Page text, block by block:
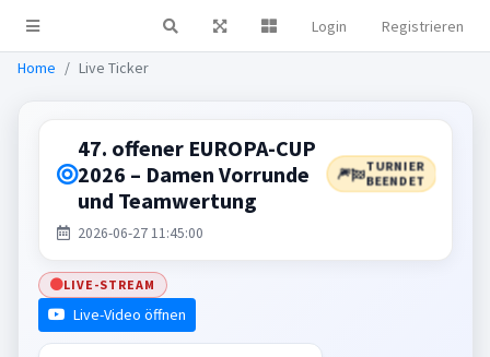
Login Registrieren
Live Ticker
Home Live Ticker
47. offener EUROPA-CUP
2026 – Damen Vorrunde
und Teamwertung
🎆
TURNIER
BEENDET
2026-06-27 11:45:00
LIVE-STREAM
Live-Video öffnen